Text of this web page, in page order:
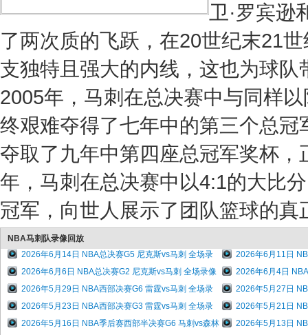
卫·罗宾逊
了两次质的飞跃，在20世纪末21
支独特且强大的内线，这也为球
2005年，马刺在总决赛中与同样
终艰难夺得了七年中的第三个总
夺取了九年中第四座总冠军奖杯
年，马刺在总决赛中以4:1的大比
冠军，向世人展示了团队篮球的真
NBA马刺队录像回放
2026年6月14日 NBA总决赛G5 尼克斯vs马刺 全场录
2026年6月11日
2026年6月6日 NBA总决赛G2 尼克斯vs马刺 全场录像
2026年6月4日
2026年5月29日 NBA西部决赛G6 雷霆vs马刺 全场录
2026年5月27日
2026年5月23日 NBA西部决赛G3 雷霆vs马刺 全场录
2026年5月21日
2026年5月16日 NBA季后赛西部半决赛G6 马刺vs森林
2026年5月13日